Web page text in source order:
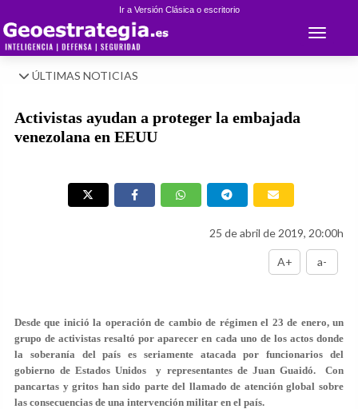
Ir a Versión Clásica o escritorio
Toggle
ÚLTIMAS NOTICIAS
Activistas ayudan a proteger la embajada
venezolana en EEUU
25 de abril de 2019, 20:00h
A+ a-
Desde que inició la operación de cambio de régimen el 23 de enero, un
grupo de activistas resaltó por aparecer en cada uno de los actos donde
la soberanía del país es seriamente atacada por funcionarios del
gobierno de Estados Unidos y representantes de Juan Guaidó. Con
pancartas y gritos han sido parte del llamado de atención global sobre
las consecuencias de una intervención militar en el país.